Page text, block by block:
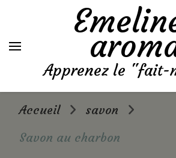
Apprenez le "fait-
Accueil
savon
Savon au charbon